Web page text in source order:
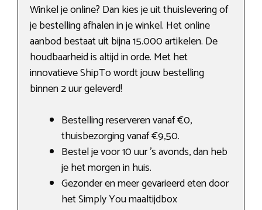
Winkel je online? Dan kies je uit thuislevering of
je bestelling afhalen in je winkel. Het online
aanbod bestaat uit bijna 15.000 artikelen. De
houdbaarheid is altijd in orde. Met het
innovatieve ShipTo wordt jouw bestelling
binnen 2 uur geleverd!
Bestelling reserveren vanaf €0,
thuisbezorging vanaf €9,50.
Bestel je voor 10 uur ’s avonds, dan heb
je het morgen in huis.
Gezonder en meer gevarieerd eten door
het Simply You maaltijdbox